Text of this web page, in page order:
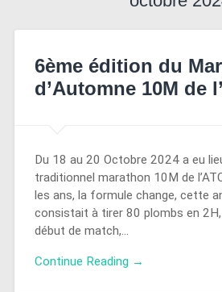
6ème édition du
d’Automne 10M de
Du 18 au 20 Octobre 2024 a eu
traditionnel marathon 10M de
les ans, la formule change, cette
consistait à tirer 80 plombs en
début de match,…
Continue Reading →